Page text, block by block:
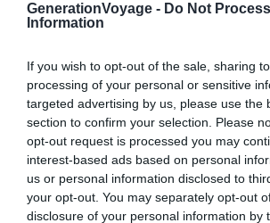
GenerationVoyage - Do Not
Information
If you wish to opt-out of the sale, sharing
processing of your personal or sensitive
targeted advertising by us, please use the
section to confirm your selection. Please
opt-out request is processed you may
interest-based ads based on personal
us or personal information disclosed to
your opt-out. You may separately opt-out
disclosure of your personal information by